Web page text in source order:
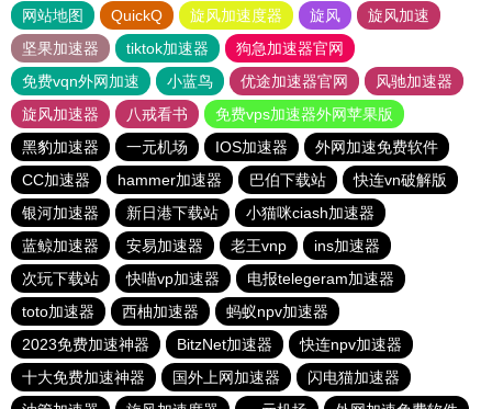
网站地图 QuickQ 旋风加速度器 旋风
旋风加速
坚果加速器
tiktok加速器
狗急加速器官网
免费vqn外网加速
小蓝鸟 优途加速器官网
风驰加速器
旋风加速器
八戒看书
免费vps加速器外网苹果版
黑豹加速器
一元机场 IOS加速器
外网加速免费软件
CC加速器
hammer加速器 巴伯下载站
快连vn破解版
银河加速器
新日港下载站
小猫咪ciash加速器
蓝鲸加速器
安易加速器 老王vnp
ins加速器
次玩下载站
快喵vp加速器
电报telegeram加速器
toto加速器
西柚加速器
蚂蚁npv加速器
2023免费加速神器
BitzNet加速器
快连npv加速器
十大免费加速神器
国外上网加速器
闪电猫加速器